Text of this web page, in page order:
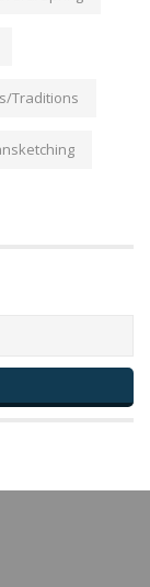
Traditions